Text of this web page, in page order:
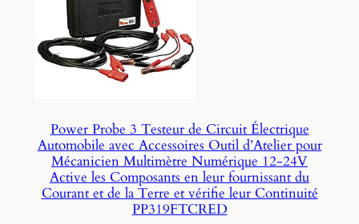
Power Probe 3 Testeur de Circuit Électrique
Automobile avec Accessoires Outil d’Atelier pour
Mécanicien Multimètre Numérique 12-24V
Active les Composants en leur fournissant du
Courant et de la Terre et vérifie leur Continuité
PP319FTCRED